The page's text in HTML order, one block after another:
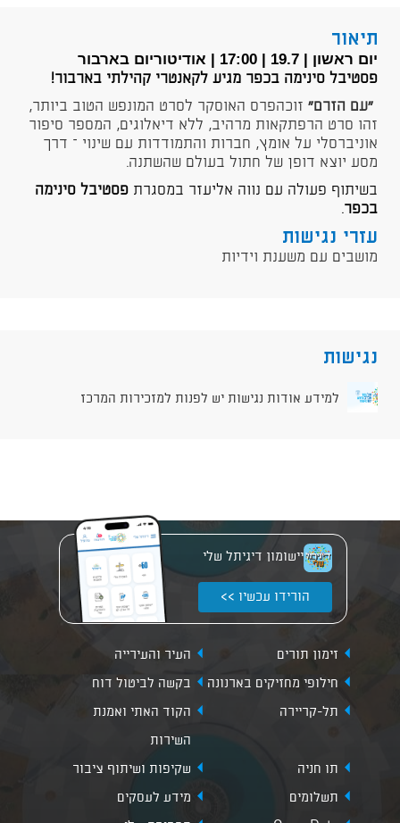
תיאור
יום ראשון | 19.7 | 17:00 | אודיטוריום בארבור
פסטיבל סינימה בכפר מגיע לקאנטרי קהילתי בארבור!
״עם הזרם״ זוכהפרס האוסקר לסרט המונפש הטוב ביותר,
זהו סרט הרפתקאות מרהיב, ללא דיאלוגים, המספר סיפור
אוניברסלי על אומץ, חברות והתמודדות עם שינוי – דרך
מסע יוצא דופן של חתול בעולם שהשתנה.
בשיתוף פעולה עם נווה אליעזר במסגרת פסטיבל סינימה
בכפר.
עזרי נגישות
מושבים עם משענת וידיות
נגישות
למידע אודות נגישות יש לפנות למזכירות המרכז
יישומון דיגיתל שלי
הורידו עכשיו >>
זימון תורים
העיר והעירייה
חילופי מחזיקים בארנונה
בקשה לביטול דוח
תל-קריירה
הקוד האתי ואמנת
השירות
תו חניה
שקיפות ושיתוף ציבור
תשלומים
מידע לעסקים